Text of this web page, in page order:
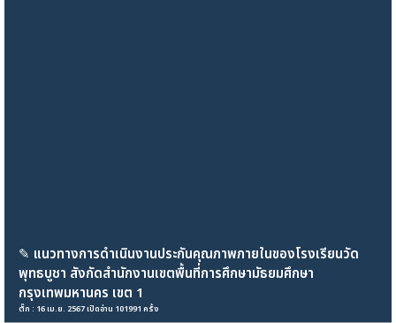
✎ แนวทางการดำเนินงานประกันคุณภาพภายในของโรงเรียนวัด
พุทธบูชา สังกัดสำนักงานเขตพื้นที่การศึกษามัธยมศึกษา
กรุงเทพมหานคร เขต 1
ตั๊ก : 16 เม.ย. 2567 เปิดอ่าน 101991 ครั้ง